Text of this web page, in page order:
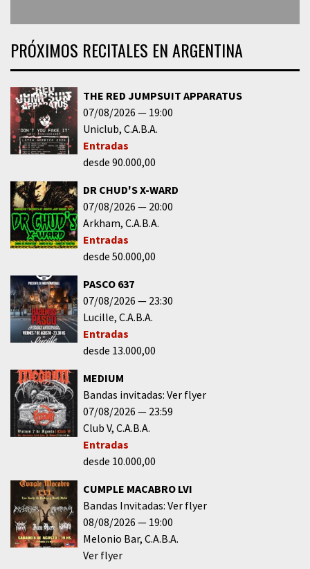
PRÓXIMOS RECITALES EN ARGENTINA
THE RED JUMPSUIT APPARATUS
07/08/2026
19:00
Uniclub C.A.B.A.
Entradas
desde 90.000,00
DR CHUD'S X-WARD
07/08/2026
20:00
Arkham C.A.B.A.
Entradas
desde 50.000,00
PASCO 637
07/08/2026
23:30
Lucille C.A.B.A.
Entradas
desde 13.000,00
MEDIUM
Bandas invitadas: Ver flyer
07/08/2026
23:59
Club V C.A.B.A.
Entradas
desde 10.000,00
CUMPLE MACABRO LVI
Bandas Invitadas: Ver flyer
08/08/2026
19:00
Melonio Bar C.A.B.A.
Ver flyer